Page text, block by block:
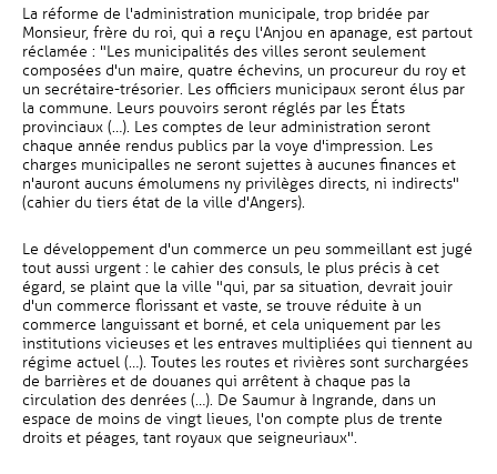
La réforme de l'administration municipale, trop bridée par
Monsieur, frère du roi, qui a reçu l'Anjou en apanage, est partout
réclamée : "Les municipalités des villes seront seulement
composées d'un maire, quatre échevins, un procureur du roy et
un secrétaire-trésorier. Les officiers municipaux seront élus par
la commune. Leurs pouvoirs seront réglés par les États
provinciaux (…). Les comptes de leur administration seront
chaque année rendus publics par la voye d'impression. Les
charges municipalles ne seront sujettes à aucunes finances et
n'auront aucuns émolumens ny privilèges directs, ni indirects"
(cahier du tiers état de la ville d'Angers).
Le développement d'un commerce un peu sommeillant est jugé
tout aussi urgent : le cahier des consuls, le plus précis à cet
égard, se plaint que la ville "qui, par sa situation, devrait jouir
d'un commerce florissant et vaste, se trouve réduite à un
commerce languissant et borné, et cela uniquement par les
institutions vicieuses et les entraves multipliées qui tiennent au
régime actuel (…). Toutes les routes et rivières sont surchargées
de barrières et de douanes qui arrêtent à chaque pas la
circulation des denrées (…). De Saumur à Ingrande, dans un
espace de moins de vingt lieues, l'on compte plus de trente
droits et péages, tant royaux que seigneuriaux".